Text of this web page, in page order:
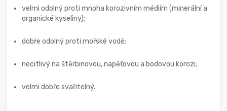
velmi odolný proti mnoha korozivním médiím (minerální a
organické kyseliny);
dobře odolný proti mořské vodě;
necitlivý na štěrbinovou, napěťovou a bodovou korozi;
velmi dobře svařitelný.